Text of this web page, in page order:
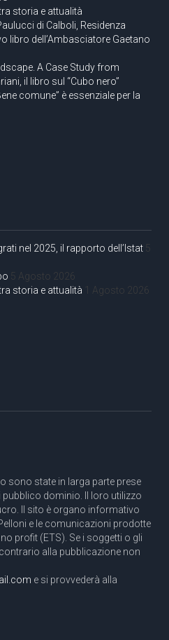
storia e attualità
di Calboli, Residenza
libro dell’Ambasciatore Gaetano
A Case Study from
il libro sul “Cubo nero”
comune” è essenziale per la
nel 2025, il rapporto dell’Istat 5
5 Agosto 2026
storia e attualità 1 Agosto 2026
sono state in larga parte prese
pubblico dominio. Il loro utilizzo
Il sito è organo informativo
e le comunicazioni prodotte
profit (ETS). Se i soggetti o gli
alla pubblicazione non
e si provvederà alla